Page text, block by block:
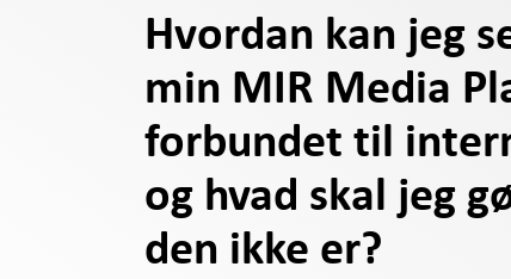
Hvordan kan jeg
min MIR Media
forbundet til
og hvad skal jeg
den ikke er?